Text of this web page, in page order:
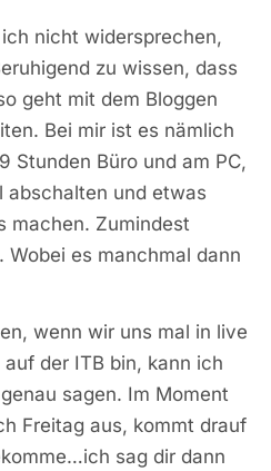
nicht widersprechen,
zu wissen, dass
geht mit dem Bloggen
Bei mir ist es nämlich
Stunden Büro und am PC,
abschalten und etwas
machen. Zumindest
Wobei es manchmal dann
wenn wir uns mal in live
der ITB bin, kann ich
sagen. Im Moment
Freitag aus, kommt drauf
sag dir dann